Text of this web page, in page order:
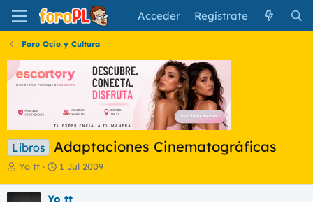
Acceder Regístrate
Foro Ocio y Cultura
Libros Adaptaciones Cinematográficas
I
i
Yo tt
F1 Jul 2009
Yo tt